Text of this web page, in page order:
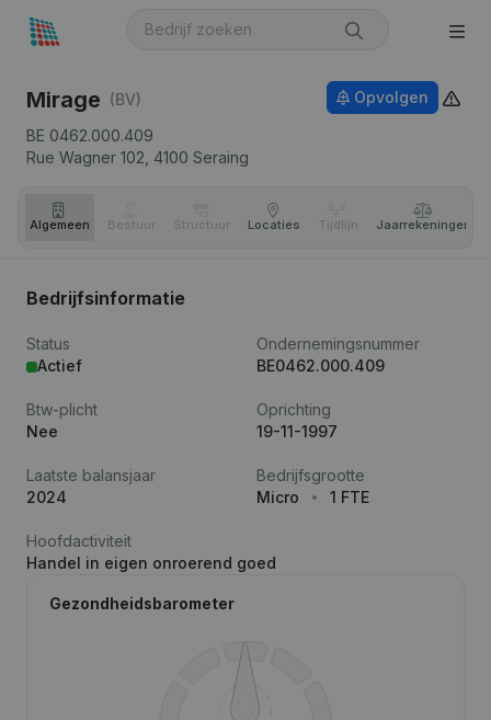
Mirage (BV)
BE 0462.000.409
Rue Wagner 102, 4100 Seraing
Opvolgen
Algemeen Bestuur Structuur Locaties Tijdlijn Jaar­rekeningen
Bedrijfsinformatie
Status
Actief
Ondernemingsnummer
BE0462.000.409
Btw-plicht
Nee
Oprichting
19-11-1997
Laatste balansjaar
2024
Bedrijfsgrootte
Micro
1 FTE
Hoofdactiviteit
Handel in eigen onroerend goed
Gezondheidsbarometer